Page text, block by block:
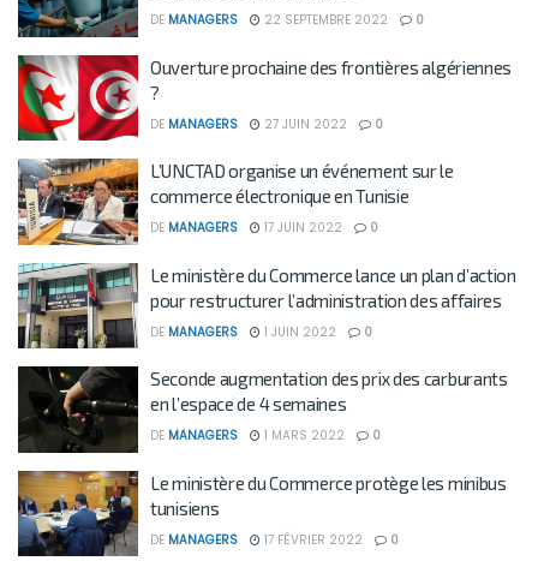
DE MANAGERS 22 SEPTEMBRE 2022 0
Ouverture prochaine des frontières algériennes
?
DE MANAGERS 27 JUIN 2022 0
L’UNCTAD organise un événement sur le
commerce électronique en Tunisie
DE MANAGERS 17 JUIN 2022 0
Le ministère du Commerce lance un plan d’action
pour restructurer l’administration des affaires
DE MANAGERS 1 JUIN 2022 0
Seconde augmentation des prix des carburants
en l’espace de 4 semaines
DE MANAGERS 1 MARS 2022 0
Le ministère du Commerce protège les minibus
tunisiens
DE MANAGERS 17 FÉVRIER 2022 0